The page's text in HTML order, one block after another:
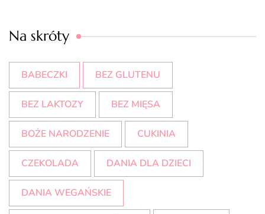
Na skróty
BABECZKI BEZ GLUTENU
BEZ LAKTOZY BEZ MIĘSA
BOŻE NARODZENIE CUKINIA
CZEKOLADA DANIA DLA DZIECI
DANIA WEGAŃSKIE